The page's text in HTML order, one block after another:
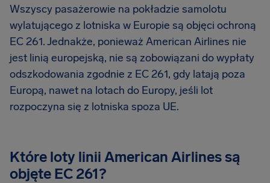
Wszyscy pasażerowie na pokładzie samolotu
wylatującego z lotniska w Europie są objęci ochroną
EC 261. Jednakże, ponieważ American Airlines nie
jest linią europejską, nie są zobowiązani do wypłaty
odszkodowania zgodnie z EC 261, gdy latają poza
Europą, nawet na lotach do Europy, jeśli lot
rozpoczyna się z lotniska spoza UE.
Które loty linii American Airlines są
objęte EC 261?